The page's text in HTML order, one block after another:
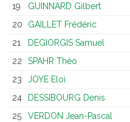
19
GUINNARD Gilbert
20
GAILLET Frédéric
21
DEGIORGIS Samuel
22
SPAHR Théo
23
JOYE Eloi
24
DESSIBOURG Denis
25
VERDON Jean-Pascal